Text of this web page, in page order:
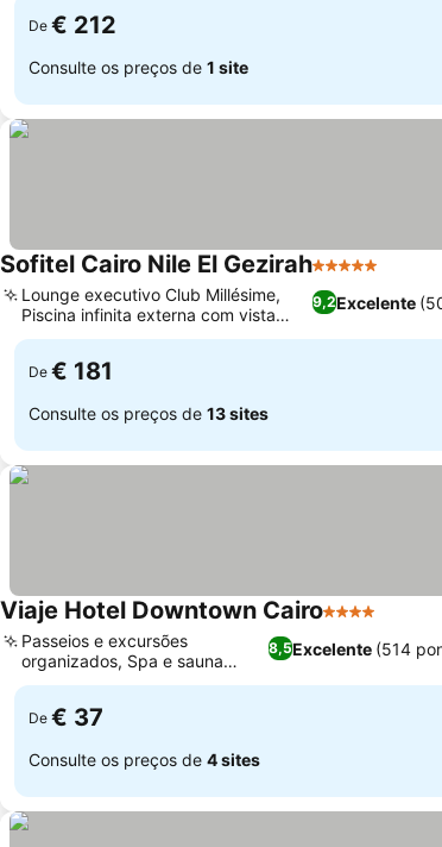
De € 212
Consulte os preços de 1 site
Sofitel Cairo Nile El Gezirah5 Estrelas
9,2Excelente
Lounge executivo Club Millésime,
Piscina infinita externa com vista
para o Nilo
De € 181
Consulte os preços de 13 sites
Viaje Hotel Downtown Cairo4 Estrelas
8,5Excelente (514
Passeios e excursões
organizados, Spa e sauna
relaxantes
De € 37
Consulte os preços de 4 sites